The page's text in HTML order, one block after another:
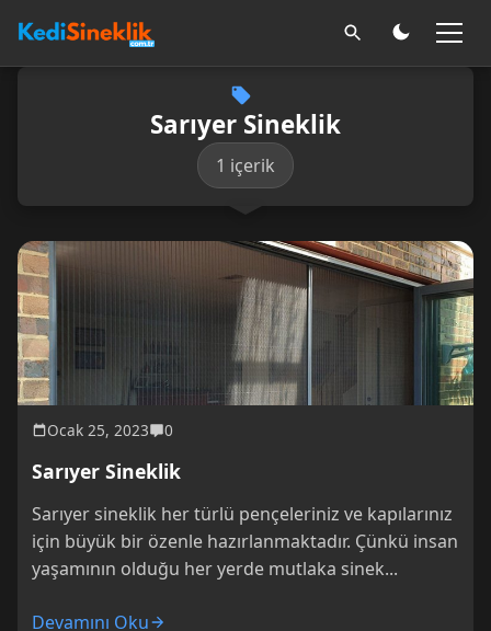
Sarıyer Sineklik
1 içerik
Ocak 25, 2023 0
Sarıyer Sineklik
Sarıyer sineklik her türlü pençeleriniz ve kapılarınız
için büyük bir özenle hazırlanmaktadır. Çünkü insan
yaşamının olduğu her yerde mutlaka sinek...
Devamını Oku